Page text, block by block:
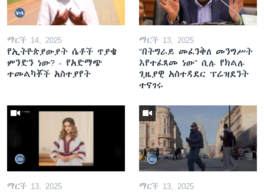
ማርች 14, 2025
የኢትዮጵያውያት ሴቶች ጥያቄ
ምንድን ነው? - የአድማጭ
ተመልካቾች አስተያየት
ማርች 13, 2025
"በትግራይ መፈንቅለ መንግሥት
እየተፈጸመ ነው" ሲሉ የክልሉ
ጊዜያዊ አስተዳደር ፕሬዝደንት
ተናገሩ
ማርች 13, 2025 ማርች 13, 2025